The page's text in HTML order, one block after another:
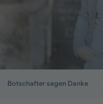
Botschafter sagen Danke